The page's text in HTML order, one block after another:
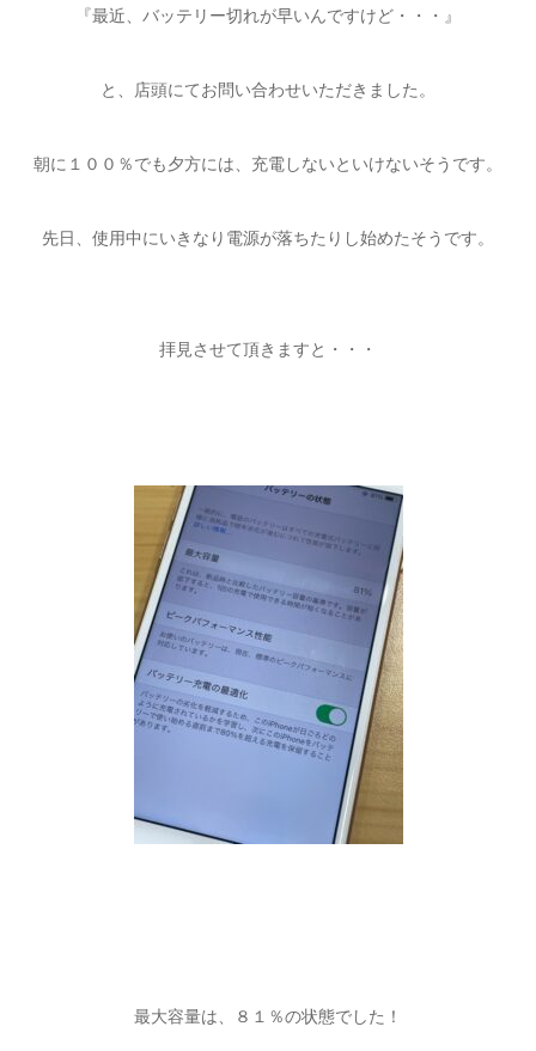
『最近、バッテリー切れが早いんですけど・・・』
と、店頭にてお問い合わせいただきました。
朝に１００％でも夕方には、充電しないといけないそうです。
先日、使用中にいきなり電源が落ちたりし始めたそうです。
拝見させて頂きますと・・・
最大容量は、８１％の状態でした！